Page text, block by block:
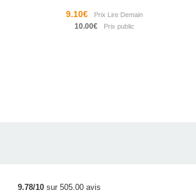
9.10€
10.00€
9.78/10sur 505.00 avis